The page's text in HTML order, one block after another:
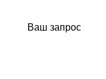
Ваш запрос